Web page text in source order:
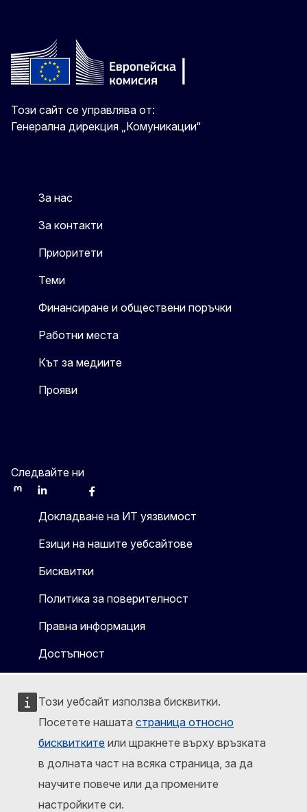
Този уебсайт използва бисквитки.
Посетете нашата страница относно
бисквитките или щракнете върху връзката
в долната част на всяка страница, за да
научите повече или да промените
настройките си.
Този сайт се управлява от:
Генерална дирекция „Комуникации“
За нас
За контакти
Приоритети
Теми
Финансиране и обществени поръчки
Работни места
Кът за медиите
Прояви
Следвайте ни
MastodonLinkedInWSocialFacebook
Докладване на ИТ уязвимост
Езици на нашите уебсайтове
Бисквитки
Политика за поверителност
Правна информация
Достъпност